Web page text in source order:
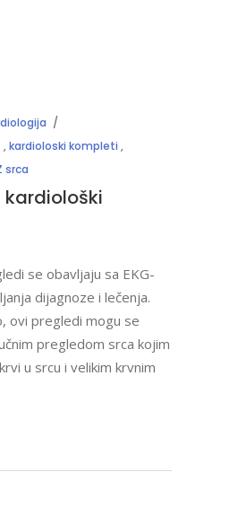
,kardioloski kompleti ,
srca
kardiološki
se obavljaju sa EKG-
dijagnoze i lečenja.
ovi pregledi mogu se
pregledom srca kojim
u srcu i velikim krvnim